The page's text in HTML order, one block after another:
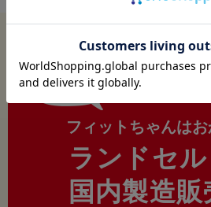
今年も
フィットちゃんは
ランドセル
国内製造